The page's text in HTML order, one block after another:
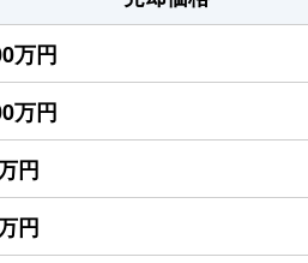
万円
万円
円
円